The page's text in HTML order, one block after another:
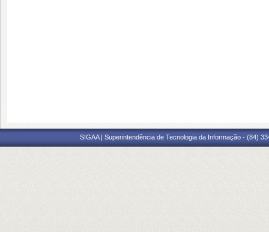
SIGAA | Superintendência de Tecnologia da Informação - (84)